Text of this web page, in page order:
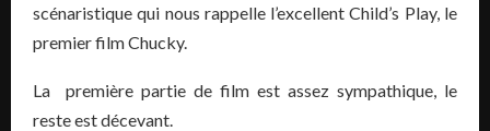
scénaristique qui nous rappelle l’excellent Child’s Play, le
premier film Chucky.
La première partie de film est assez sympathique, le
reste est décevant.